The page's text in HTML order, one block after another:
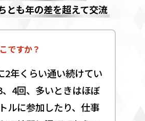
とも年の差を超えて交流
ですか？
2年くらい通い続けてい
4回、多いときはほぼ
ルに参加したり、仕事